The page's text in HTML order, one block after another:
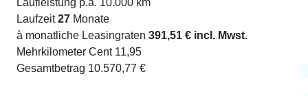
Laufleistung p.a. 10.000 km
Laufzeit27 Monate
à monatliche Leasingraten 391,51 € incl. Mwst.
Mehrkilometer Cent 11,95
Gesamtbetrag 10.570,77 €